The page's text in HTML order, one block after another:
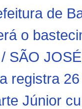
de
o
SÃO
registra
Júnior